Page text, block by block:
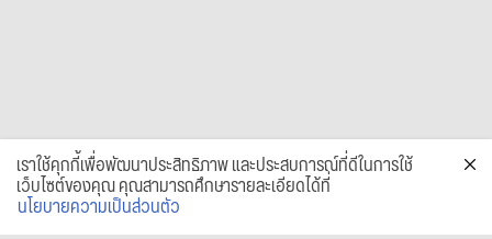
เราใช้คุกกี้เพื่อพัฒนาประสิทธิภาพ และประสบการณ์ที่ดีในการใช้
เว็บไซต์ของคุณ คุณสามารถศึกษารายละเอียดได้ที่
นโยบายความเป็นส่วนตัว